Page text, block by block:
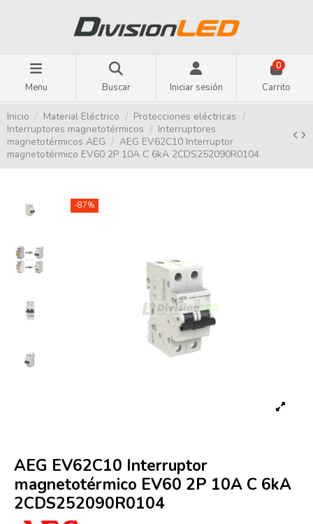
Menu Buscar Iniciar sesión
0
Carrito
Inicio Material Eléctrico
Protecciones eléctricas
Interruptores magnetotérmicos
Interruptores
magnetotérmicos AEG
AEG EV62C10 Interruptor
magnetotérmico EV60 2P 10A C 6kA 2CDS252090R0104
-87%
AEG EV62C10 Interruptor
magnetotérmico EV60 2P 10A C 6kA
2CDS252090R0104